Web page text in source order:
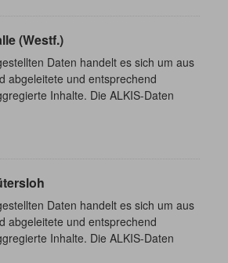
(Westf.)
Daten handelt es sich um aus
abgeleitete und entsprechend
Inhalte. Die ALKIS-Daten
Daten handelt es sich um aus
abgeleitete und entsprechend
Inhalte. Die ALKIS-Daten